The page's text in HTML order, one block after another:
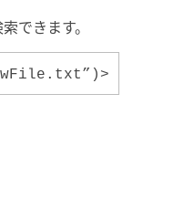
できます。